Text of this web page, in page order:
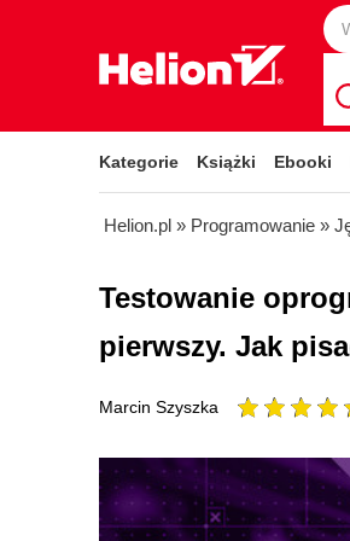
Kategorie Książki Ebooki
Helion.pl » Programowanie »
Testowanie
pierwszy. Jak
Marcin Szyszka